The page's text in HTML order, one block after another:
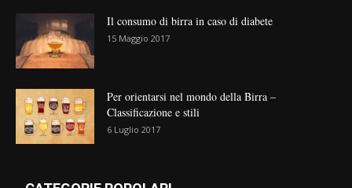
Il consumo di birra in caso di diabete
15 Maggio 2017
Per orientarsi nel mondo della Birra –
Classificazione e stili
6 Luglio 2017